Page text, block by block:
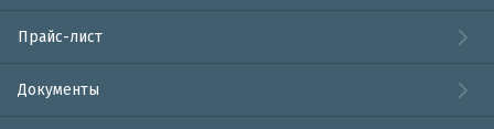
Прайс-лист
Документы